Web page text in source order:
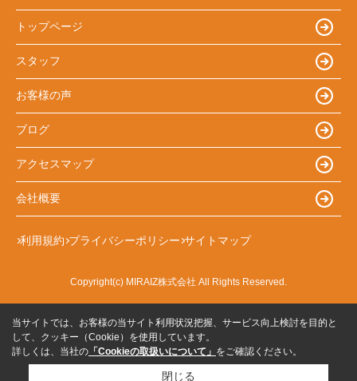
トップページ
スタッフ
お客様の声
ブログ
アクセスマップ
会社概要
利用規約 プライバシーポリシー サイトマップ
Copyright(c) MIRAIZ株式会社 All Rights Reserved.
当サイトでは、お客様の当サイト利用状況把握、サービス向上検討を目的と
して、クッキー（Cookie）を使用しています。
詳しくは、当社の 「Cookieの取扱いについて」 をご確認ください。
閉じる